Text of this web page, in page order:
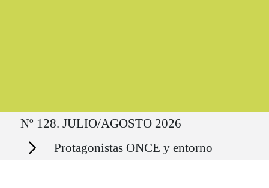
Ruta del sitio
Nº 128. JULIO/AGOSTO 2026
Secciones Protagonistas ONCE y entorno